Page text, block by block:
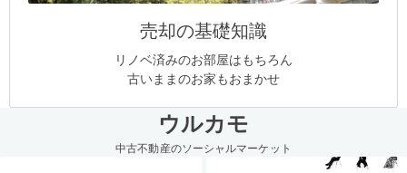
売却の基礎知識
リノベ済みのお部屋はもちろん
古いままのお家もおまかせ
ウルカモ
中古不動産のソーシャルマーケット